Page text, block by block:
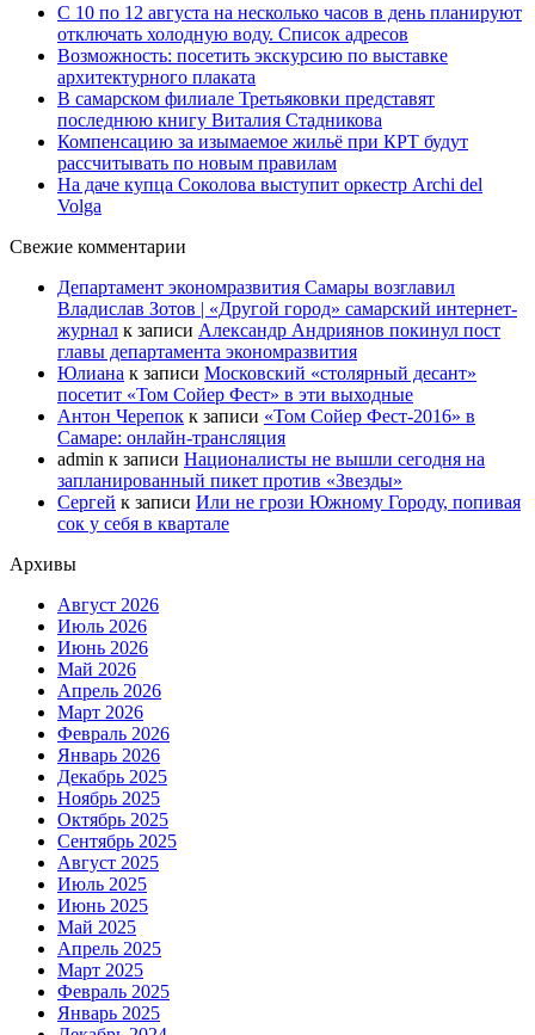
С 10 по 12 августа на несколько часов в день планируют
отключать холодную воду. Список адресов
Возможность: посетить экскурсию по выставке
архитектурного плаката
В самарском филиале Третьяковки представят
последнюю книгу Виталия Стадникова
Компенсацию за изымаемое жильё при КРТ будут
рассчитывать по новым правилам
На даче купца Соколова выступит оркестр Archi del
Volga
Свежие комментарии
Департамент экономразвития Самары возглавил
Владислав Зотов | «Другой город» самарский интернет-
журнал к записи Александр Андриянов покинул пост
главы департамента экономразвития
Юлиана к записи Московский «столярный десант»
посетит «Том Сойер Фест» в эти выходные
Антон Черепок к записи «Том Сойер Фест-2016» в
Самаре: онлайн-трансляция
admin к записи Националисты не вышли сегодня на
запланированный пикет против «Звезды»
Сергей к записи Или не грози Южному Городу, попивая
сок у себя в квартале
Архивы
Август 2026
Июль 2026
Июнь 2026
Май 2026
Апрель 2026
Март 2026
Февраль 2026
Январь 2026
Декабрь 2025
Ноябрь 2025
Октябрь 2025
Сентябрь 2025
Август 2025
Июль 2025
Июнь 2025
Май 2025
Апрель 2025
Март 2025
Февраль 2025
Январь 2025